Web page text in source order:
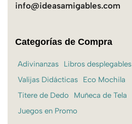
info@ideasamigables.com
Categorías de Compra
Adivinanzas
Libros desplegables
Valijas Didácticas
Eco Mochila
Titere de Dedo
Muñeca de Tela
Juegos en Promo